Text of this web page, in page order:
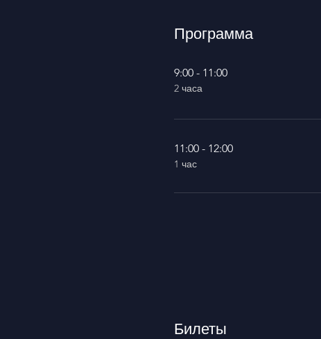
Программа
9:00 - 11:00
2 часа
11:00 - 12:00
1 час
Билеты